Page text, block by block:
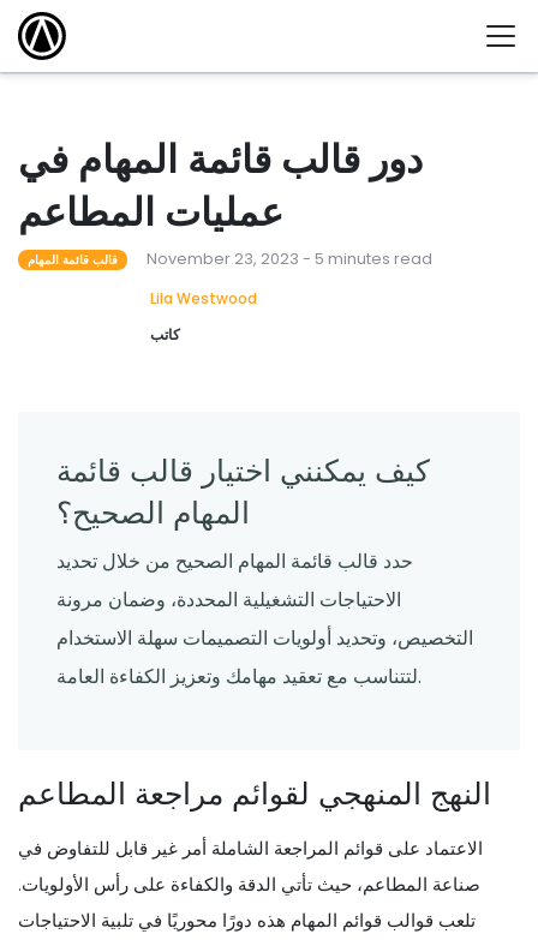
دور قالب قائمة المهام في
عمليات المطاعم
قالب قائمة المهام
November 23, 2023 - 5 minutes read
Lila Westwood
كاتب
كيف يمكنني اختيار قالب قائمة
المهام الصحيح؟
حدد قالب قائمة المهام الصحيح من خلال تحديد
الاحتياجات التشغيلية المحددة، وضمان مرونة
التخصيص، وتحديد أولويات التصميمات سهلة الاستخدام
لتتناسب مع تعقيد مهامك وتعزيز الكفاءة العامة.
النهج المنهجي لقوائم مراجعة المطاعم
الاعتماد على قوائم المراجعة الشاملة أمر غير قابل للتفاوض في
صناعة المطاعم، حيث تأتي الدقة والكفاءة على رأس الأولويات.
تلعب قوالب قوائم المهام هذه دورًا محوريًا في تلبية الاحتياجات